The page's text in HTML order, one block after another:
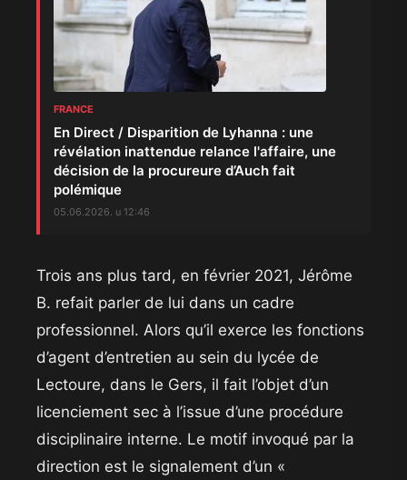
FRANCE
En Direct / Disparition de Lyhanna : une
révélation inattendue relance l'affaire, une
décision de la procureure d’Auch fait
polémique
05.06.2026. u 12:46
​Trois ans plus tard, en février 2021, Jérôme
B. refait parler de lui dans un cadre
professionnel. Alors qu’il exerce les fonctions
d’agent d’entretien au sein du lycée de
Lectoure, dans le Gers, il fait l’objet d’un
licenciement sec à l’issue d’une procédure
disciplinaire interne. Le motif invoqué par la
direction est le signalement d’un «